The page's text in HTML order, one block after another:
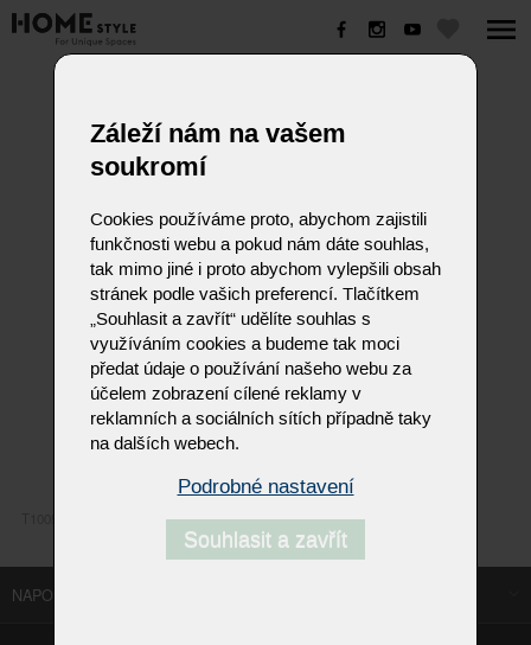
NAPOSLEDY NAVŠTÍVENÉ ODKAZY
Záleží nám na vašem
soukromí
Cookies používáme proto, abychom zajistili
funkčnosti webu a pokud nám dáte souhlas,
tak mimo jiné i proto abychom vylepšili obsah
stránek podle vašich preferencí. Tlačítkem
„Souhlasit a zavřít“ udělíte souhlas s
využíváním cookies a budeme tak moci
předat údaje o používání našeho webu za
účelem zobrazení cílené reklamy v
reklamních a sociálních sítích případně taky
na dalších webech.
Podrobné nastavení
Souhlasit a zavřít